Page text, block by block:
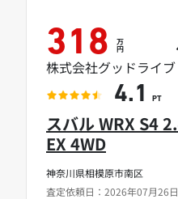
神奈川県相模原市南区
査定依頼日：2026年07月26日
スバル WRX S4
EX 4WD
318 万
円
株式会社グッドライブ
4.1 PT